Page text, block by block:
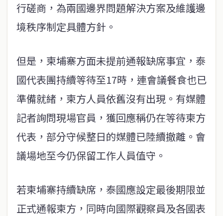
行磋商，為兩國邊界問題解決方案及維護邊
境秩序制定具體方針。
但是，柬埔寨方面未提前通報缺席事宜，泰
國代表團持續等待至17時，連會議餐食也已
準備就緒，柬方人員依舊沒有出現。有媒體
記者詢問現場官員，獲回應稱仍在等待柬方
代表，部分守候整日的媒體已陸續撤離。會
議場地至今仍保留工作人員值守。
若柬埔寨持續缺席，泰國應設定最後期限並
正式通報柬方，同時向國際觀察員及各國表